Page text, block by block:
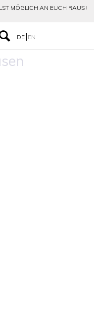
MÖGLICH AN EUCH RAUS !
DE EN